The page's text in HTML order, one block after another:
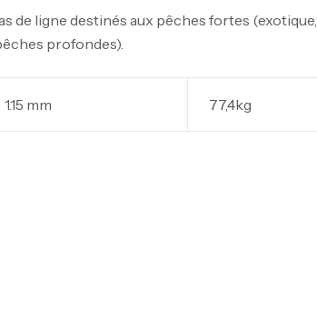
de ligne destinés aux pêches fortes (exotique,
profondes).
1.15 mm 77,4kg